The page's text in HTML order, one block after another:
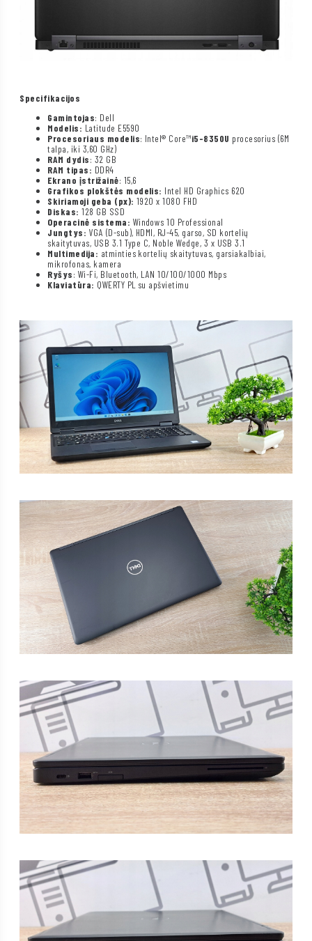
Specifikacijos
Gamintojas: Dell
Modelis: Latitude E5590
Procesoriaus modelis: Intel® Core™i5-8350U procesorius (6M
talpa, iki 3,60 GHz)
RAM dydis: 32 GB
RAM tipas: DDR4
Ekrano įstrižainė: 15,6
Grafikos plokštės modelis: Intel HD Graphics 620
Skiriamoji geba (px): 1920 x 1080 FHD
Diskas: 128 GB SSD
Operacinė sistema: Windows 10 Professional
Jungtys: VGA (D-sub), HDMI, RJ-45, garso, SD kortelių
skaitytuvas, USB 3.1 Type C, Noble Wedge, 3 x USB 3.1
Multimedija: atminties kortelių skaitytuvas, garsiakalbiai,
mikrofonas, kamera
Ryšys: Wi-Fi, Bluetooth, LAN 10/100/1000 Mbps
Klaviatūra: QWERTY PL su apšvietimu